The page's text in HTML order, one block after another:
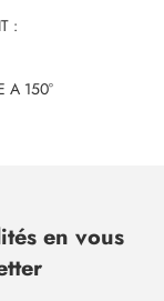
:
A 150°
en vous